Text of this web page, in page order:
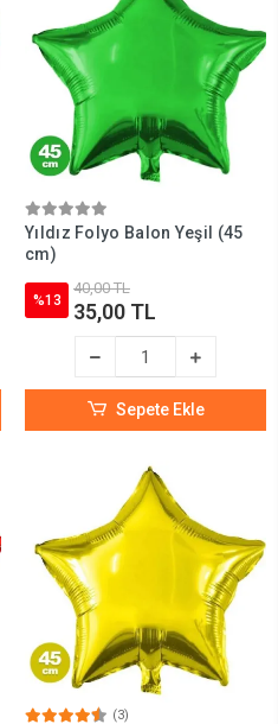
Yıldız Folyo Balon Yeşil (45
cm)
%13
40,00 TL
35,00 TL
Sepete Ekle
(3)